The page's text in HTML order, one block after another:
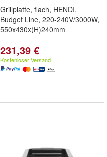
Grillplatte, flach, HENDI,
Budget Line, 220-240V/3000W,
550x430x(H)240mm
231,39 €
Kostenloser Versand